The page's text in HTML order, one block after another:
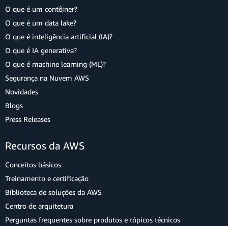
O que é um contêiner?
O que é um data lake?
O que é inteligência artificial (IA)?
O que é IA generativa?
O que é machine learning (ML)?
Segurança na Nuvem AWS
Novidades
Blogs
Press Releases
Recursos da AWS
Conceitos básicos
Treinamento e certificação
Biblioteca de soluções da AWS
Centro de arquitetura
Perguntas frequentes sobre produtos e tópicos técnicos